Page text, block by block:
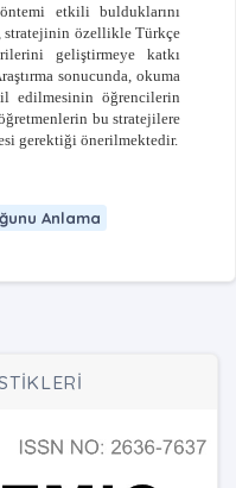
etkili bulduklarını
stratejinin özellikle Türkçe
geliştirmeye katkı
sonucunda, okuma
edilmesinin öğrencilerin
bu stratejilere
gerektiği önerilmektedir.
Anlama